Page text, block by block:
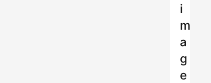
i
m
a
g
e